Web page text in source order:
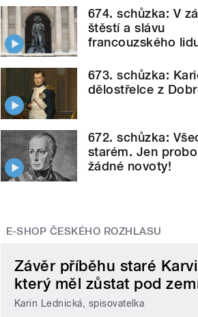
674. schůzka: V
štěstí a slávu
francouzského
673. schůzka:
dělostřelce z
672. schůzka:
starém. Jen
žádné novoty!
E-SHOP ČESKÉHO ROZHLASU
Závěr příběhu staré
který měl zůstat pod
Karin Lednická, spisovatelka